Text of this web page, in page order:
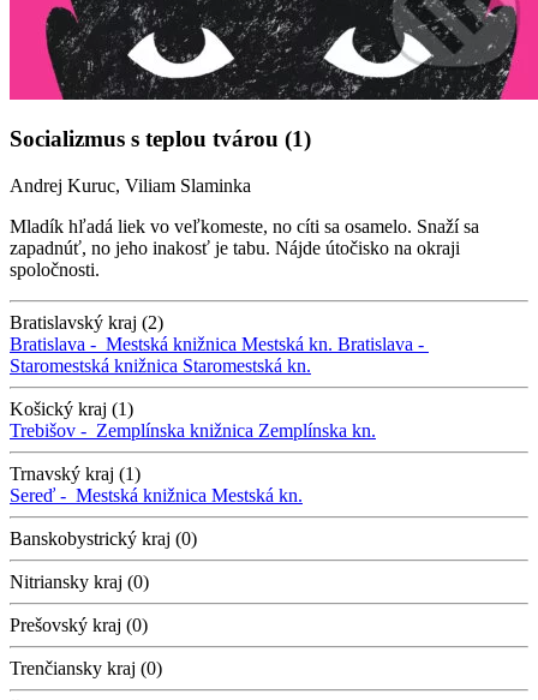
Socializmus s teplou tvárou (1)
Andrej Kuruc, Viliam Slaminka
Mladík hľadá liek vo veľkomeste, no cíti sa osamelo. Snaží sa
zapadnúť, no jeho inakosť je tabu. Nájde útočisko na okraji
spoločnosti.
Bratislavský kraj (2)
Bratislava - Mestská knižnica Mestská kn. Bratislava -
Staromestská knižnica Staromestská kn.
Košický kraj (1)
Trebišov - Zemplínska knižnica Zemplínska kn.
Trnavský kraj (1)
Sereď - Mestská knižnica Mestská kn.
Banskobystrický kraj (0)
Nitriansky kraj (0)
Prešovský kraj (0)
Trenčiansky kraj (0)